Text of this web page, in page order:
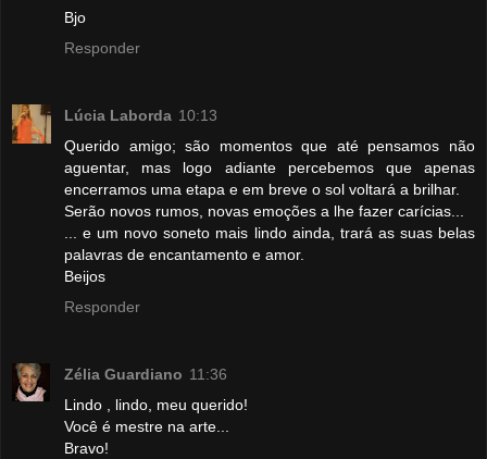
Bjo
Responder
Lúcia Laborda 10:13
Querido amigo; são momentos que até pensamos não
aguentar, mas logo adiante percebemos que apenas
encerramos uma etapa e em breve o sol voltará a brilhar.
Serão novos rumos, novas emoções a lhe fazer carícias...
... e um novo soneto mais lindo ainda, trará as suas belas
palavras de encantamento e amor.
Beijos
Responder
Zélia Guardiano 11:36
Lindo , lindo, meu querido!
Você é mestre na arte...
Bravo!